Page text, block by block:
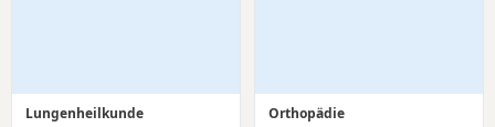
Lungenheilkunde
Orthopädie